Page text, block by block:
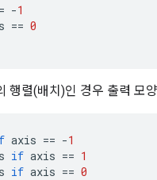
-1
== 0
렬(배치)인 경우 출력 모
axis == -1
if axis == 1
if axis == 0